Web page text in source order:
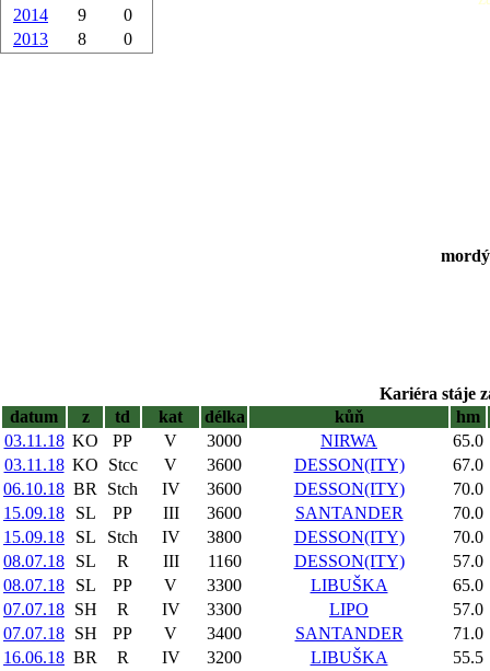
2014
9
0
2013
8 0
Kariéra stáje
datum
z td kat délka kůň
hm
03.11.18 KO PP V 3000 NIRWA
65.0
03.11.18 KO Stcc V 3600 DESSON(ITY)
67.0
06.10.18 BR Stch IV 3600 DESSON(ITY)
70.0
15.09.18
SL PP III 3600 SANTANDER
70.0
15.09.18
SL Stch IV 3800 DESSON(ITY)
70.0
08.07.18
SL R III 1160 DESSON(ITY)
57.0
08.07.18
SL PP V 3300 LIBUŠKA
65.0
07.07.18 SH R IV 3300 LIPO
57.0
07.07.18 SH PP V 3400 SANTANDER
71.0
16.06.18 BR R IV 3200 LIBUŠKA
55.5